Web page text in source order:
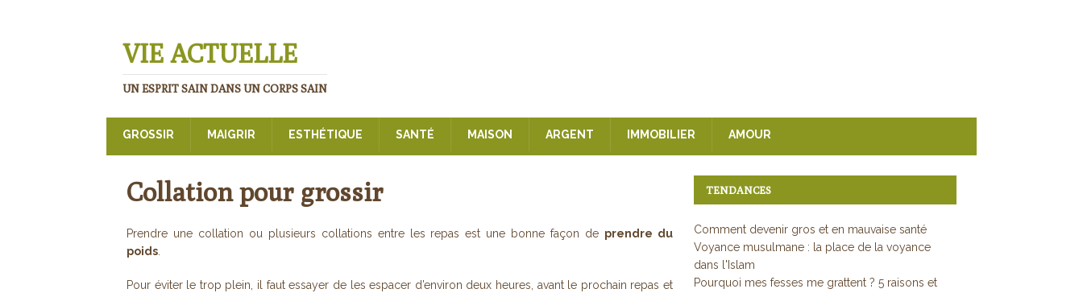
VIE ACTUELLE
UN ESPRIT SAIN DANS UN CORPS SAIN
GROSSIR MAIGRIR ESTHÉTIQUE SANTÉ MAISON ARGENT IMMOBILIER AMOUR
Collation pour grossir
Prendre une collation ou plusieurs collations entre les repas est une bonne façon de prendre du
poids
Pour éviter le trop plein, il faut essayer de les espacer d’environ deux heures, avant le prochain repas et
TENDANCES
Comment devenir gros et en mauvaise santé
Voyance musulmane : la place de la voyance
dans l'Islam
Pourquoi mes fesses me grattent ? 5 raisons et